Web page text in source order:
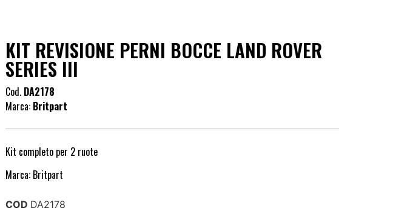
KIT REVISIONE PERNI BOCCE LAND ROVER
SERIES III
Cod. DA2178
Marca: Britpart
Kit completo per 2 ruote
Marca: Britpart
COD DA2178